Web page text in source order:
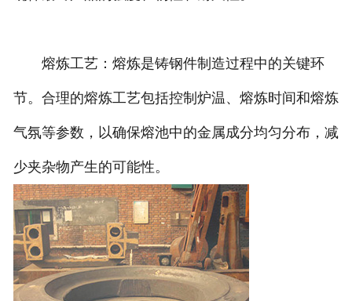
熔炼工艺：熔炼是铸钢件制造过程中的关键环
节。合理的熔炼工艺包括控制炉温、熔炼时间和熔炼
气氛等参数，以确保熔池中的金属成分均匀分布，减
少夹杂物产生的可能性。